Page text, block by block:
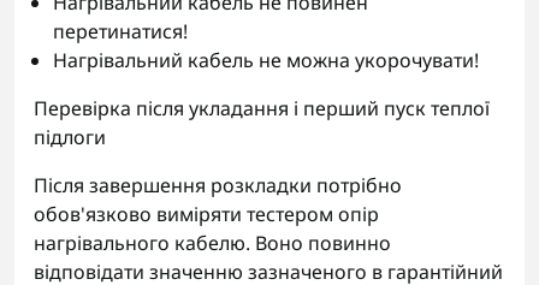
перетинатися!
Нагрівальний кабель не можна укорочувати!
Перевірка після укладання і перший пуск теплої
підлоги
Після завершення розкладки потрібно
обов'язково виміряти тестером опір
нагрівального кабелю. Воно повинно
відповідати значенню зазначеного в гарантійний